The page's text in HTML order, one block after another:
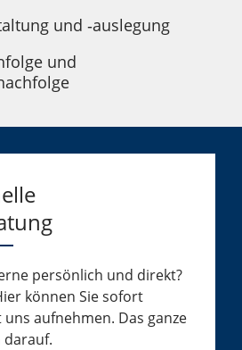
und ‑auslegung
und
persönlich und direkt?
können Sie sofort
aufnehmen. Das ganze
darauf.